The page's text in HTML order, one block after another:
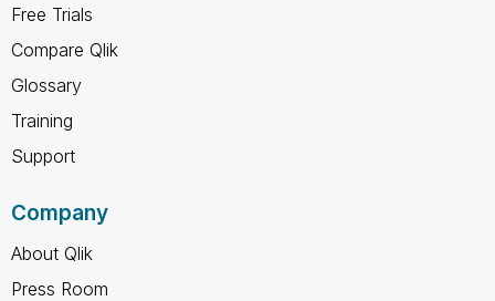
Free Trials
Compare Qlik
Glossary
Training
Support
Company
About Qlik
Press Room